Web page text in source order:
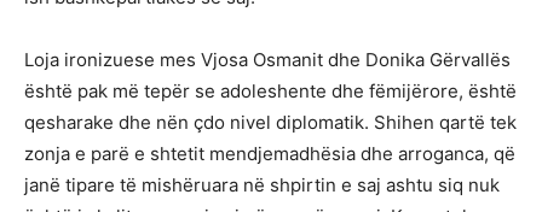
Loja ironizuese mes Vjosa Osmanit dhe Donika Gërvallës
është pak më tepër se adoleshente dhe fëmijërore, është
qesharake dhe nën çdo nivel diplomatik. Shihen qartë tek
zonja e parë e shtetit mendjemadhësia dhe arroganca, që
janë tipare të mishëruara në shpirtin e saj ashtu siq nuk